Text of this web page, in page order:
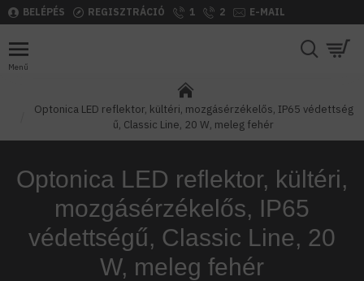
BELÉPÉS REGISZTRÁCIÓ 1 2 E-MAIL
Optonica LED reflektor, kültéri, mozgásérzékelős, IP65 védettség
ű, Classic Line, 20 W, meleg fehér
Optonica LED reflektor, kültéri,
mozgásérzékelős, IP65
védettségű, Classic Line, 20
W, meleg fehér